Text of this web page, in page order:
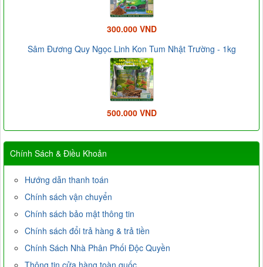
300.000 VND
Sâm Đương Quy Ngọc Linh Kon Tum Nhật Trường - 1kg
500.000 VND
Chính Sách & Điều Khoản
Hướng dẫn thanh toán
Chính sách vận chuyển
Chính sách bảo mật thông tin
Chính sách đổi trả hàng & trả tiền
Chính Sách Nhà Phân Phối Độc Quyền